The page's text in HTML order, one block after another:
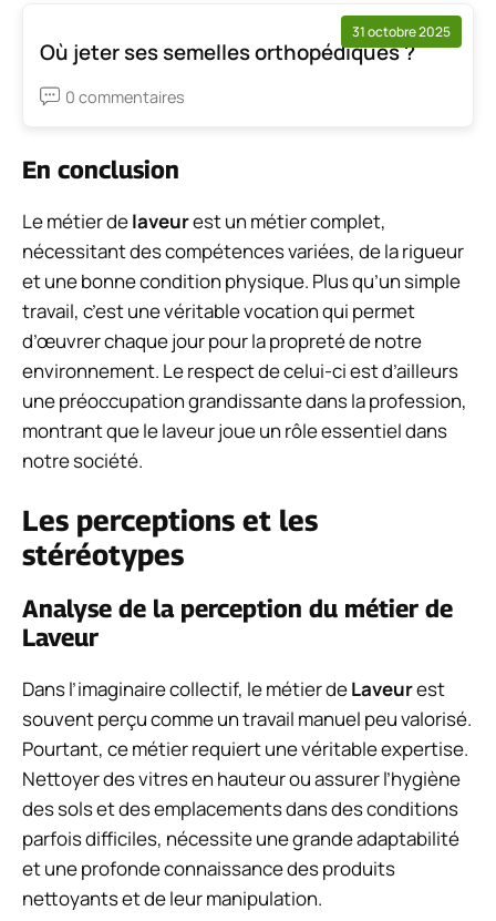
31 octobre 2025
Où jeter ses semelles orthopédiques ?
0 commentaires
En conclusion
Le métier delaveurest un métier complet,
nécessitant des compétences variées, de la rigueur
et une bonne condition physique. Plus qu’un simple
travail, c’est une véritable vocation qui permet
d’œuvrer chaque jour pour la propreté de notre
environnement. Le respect de celui-ci est d’ailleurs
une préoccupation grandissante dans la profession,
montrant que le laveur joue un rôle essentiel dans
notre société.
Les perceptions et les
stéréotypes
Analyse de la perception du métier de
Laveur
Dans l’imaginaire collectif, le métier deLaveurest
souvent perçu comme un travail manuel peu valorisé.
Pourtant, ce métier requiert une véritable expertise.
Nettoyer des vitres en hauteur ou assurer l’hygiène
des sols et des emplacements dans des conditions
parfois difficiles, nécessite une grande adaptabilité
et une profonde connaissance des produits
nettoyants et de leur manipulation.